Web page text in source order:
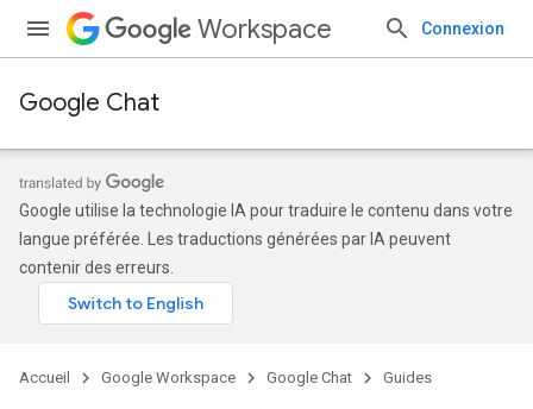
Workspace Connexion
Google Chat
Google utilise la technologie IA pour traduire le contenu dans votre
langue préférée. Les traductions générées par IA peuvent
contenir des erreurs.
Accueil Google Workspace Google Chat Guides